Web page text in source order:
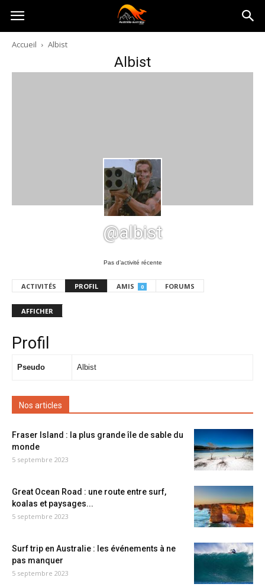
Australia-
australie.com
Accueil Albist
Albist
@albist
Pas d’activité récente
ACTIVITÉS PROFIL AMIS 0 FORUMS
AFFICHER
Profil
Pseudo Albist
Nos articles
Fraser Island : la plus grande île de sable du
monde
5 septembre 2023
Great Ocean Road : une route entre surf,
koalas et paysages...
5 septembre 2023
Surf trip en Australie : les événements à ne
pas manquer
5 septembre 2023